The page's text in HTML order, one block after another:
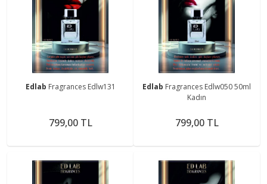
Edlab Fragrances Edlw131
799,00 TL
Edlab Fragrances Edlw050 50ml
Kadın
799,00 TL